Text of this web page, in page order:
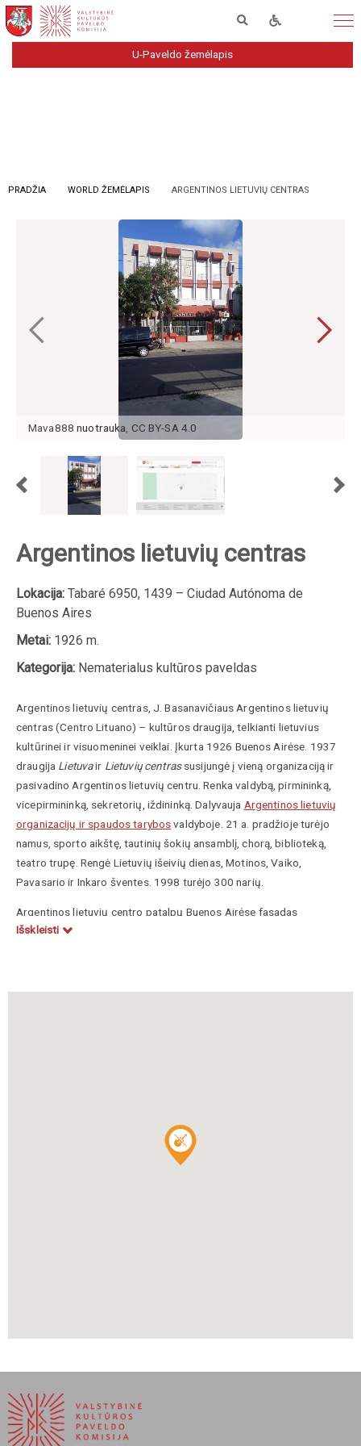
U-Paveldo žemėlapis
PRADŽIA WORLD ŽEMĖLAPIS ARGENTINOS LIETUVIŲ CENTRAS
Mava888nuotrauka CC BY-SA 4.0
Argentinos lietuvių centras
Lokacija: Tabaré 6950, 1439 – Ciudad Autónoma de
Buenos Aires
Metai: 1926 m.
Kategorija: Nematerialus kultūros paveldas
Argentinos lietuvių centras, J. Basanavičiaus Argentinos lietuvių
centras(Centro Lituano) – kultūros draugija, telkianti lietuvius
kultūrinei ir visuomeninei veiklai . Įkurta 1926 Buenos Airėse. 1937
draugija Lietuvair Lietuvių centrassusijungė į vieną organizaciją ir
pasivadino Argentinos lietuvių centru. Renka valdybą, pirmininką,
vicepirmininką, sekretorių, iždininką. Dalyvauja Argentinos lietuvių
organizacijų ir spaudos tarybosvaldyboje. 21 a. pradžioje turėjo
namus, sporto aikštę, tautinių šokių ansamblį, chorą, biblioteką,
teatro trupę. Rengė Lietuvių išeivių dienas, Motinos, Vaiko,
Pavasario ir Inkaro šventes. 1998 turėjo 300 narių.
Argentinos lietuvių centro patalpų Buenos Airėse fasadas
papuoštas Gediminaičių stulpais.
https://www.vle.lt/straipsnis/argentinos-lietuviu-centras/
Išskleisti